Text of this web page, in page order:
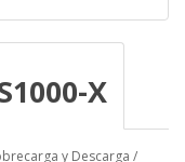
X
y Descarga /